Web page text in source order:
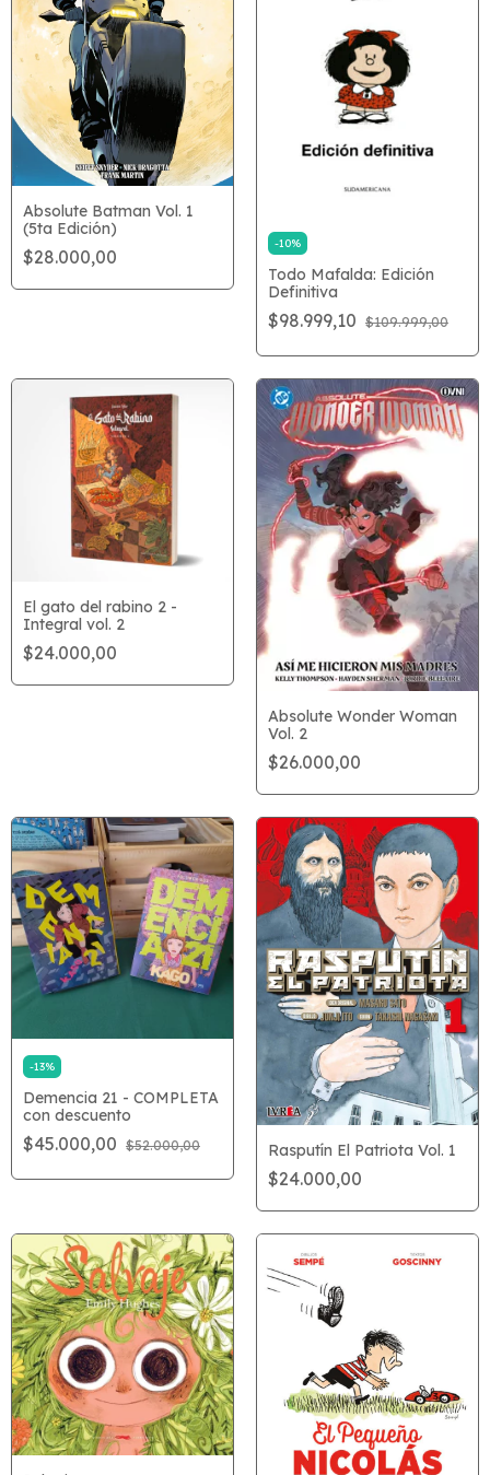
Absolute Batman Vol. 1
(5ta Edición)
$28.000,00
-10%
Todo Mafalda: Edición
Definitiva
$98.999,10 $109.999,00
El gato del rabino 2 -
Integral vol. 2
$24.000,00
Absolute Wonder Woman
Vol. 2
$26.000,00
-13%
Demencia 21 - COMPLETA
con descuento
$45.000,00 $52.000,00 Rasputín El Patriota Vol. 1
$24.000,00